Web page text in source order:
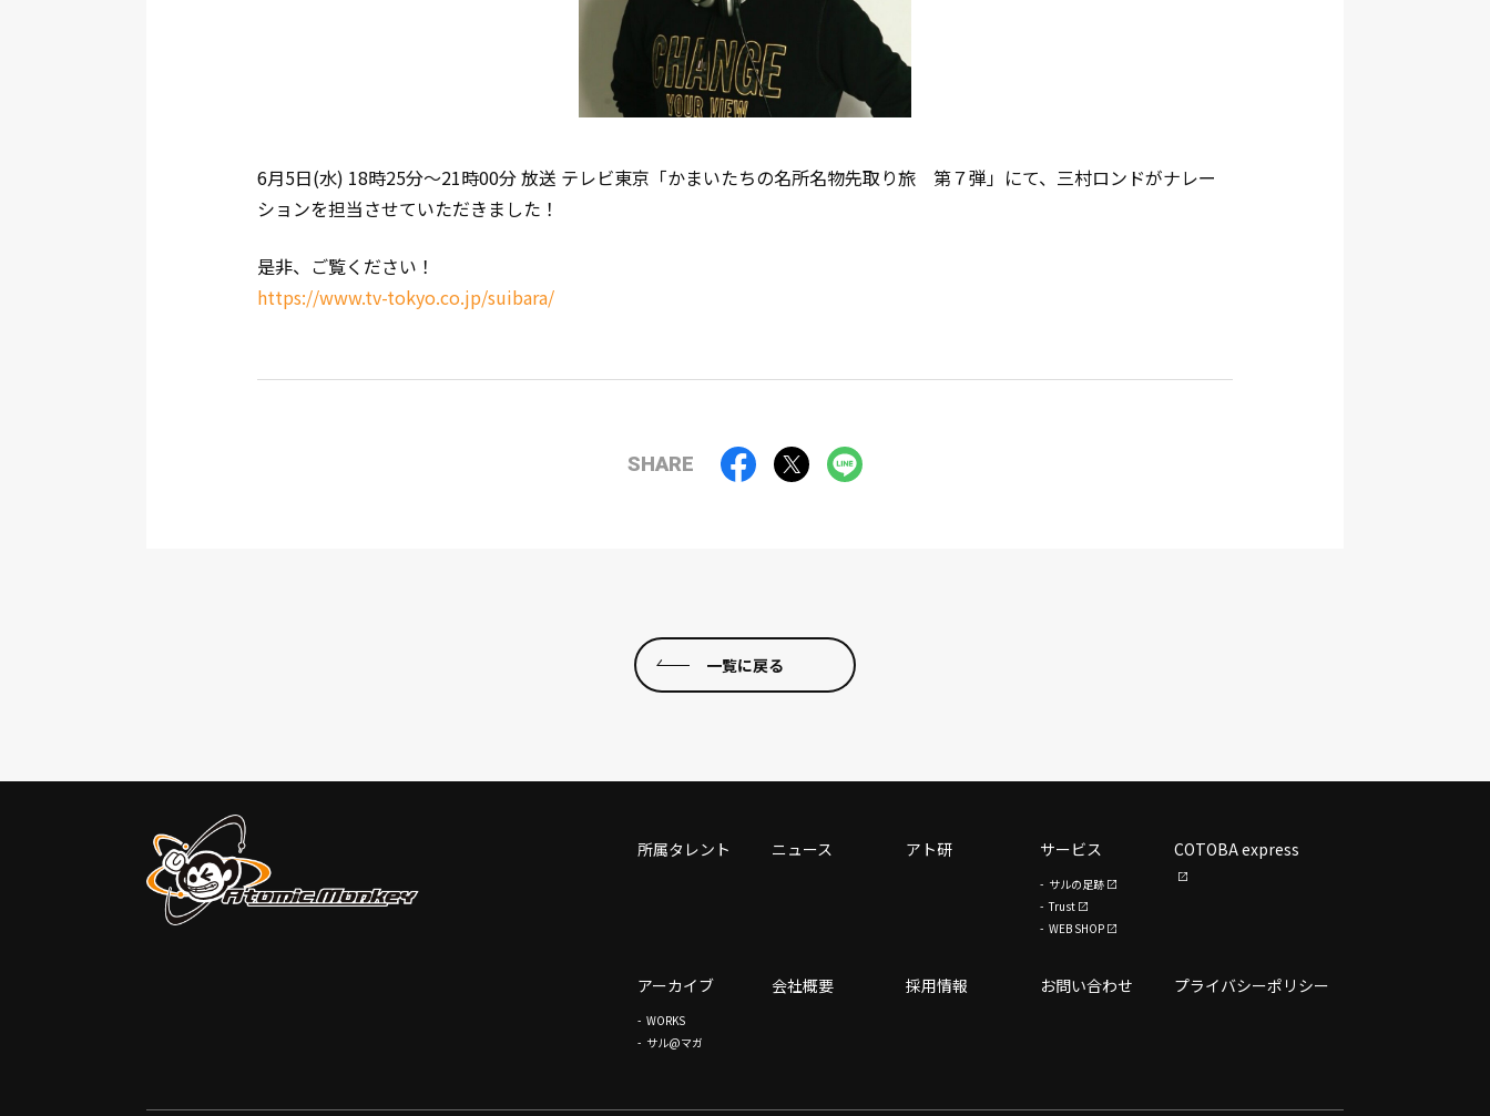
6月5日(水) 18時25分～21時00分 放送 テレビ東京「かまいたちの名所名物先取り旅 第７弾」にて、三村ロンドがナレー
ションを担当させていただきました！
是非、ご覧ください！
https://www.tv-tokyo.co.jp/suibara/
SHARE
一覧に戻る
所属タレント ニュース アト研 サービス
サルの足跡
Trust
WEB SHOP
COTOBA express
アーカイブ
WORKS
サル@マガ
会社概要 採用情報 お問い合わせ プライバシーポリシー